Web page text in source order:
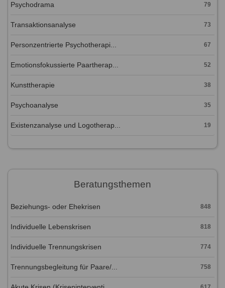
Psychodrama 79
Transaktionsanalyse 73
Personzentrierte Psychotherapi... 67
Emotionsfokussierte Paartherap... 52
Kunsttherapie 38
Psychoanalyse 35
Existenzanalyse und Logotherap... 19
Beratungsthemen
Beziehungs- oder Ehekrisen 848
Individuelle Lebenskrisen 818
Individuelle Trennungskrisen 774
Trennungsbegleitung für Paare/... 758